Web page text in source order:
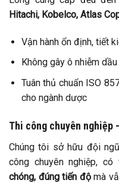
Hitachi, Kobelco, Atlas
Vận hành ổn định, tiết
Không gây ô nhiễm dầu
Tuân thủ chuẩn ISO
cho ngành dược
Thi công chuyên nghiệp
Chúng tôi sở hữu đội
công chuyên nghiệp,
chóng, đúng tiến độmà